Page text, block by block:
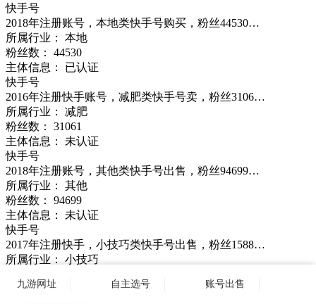
快手号
2018年注册账号，本地类快手号购买，粉丝44530…
所属行业： 本地
粉丝数：
44530
主体信息： 已认证
快手号
2016年注册快手账号，减肥类快手号卖，粉丝3106…
所属行业： 减肥
粉丝数：
31061
主体信息： 未认证
快手号
2018年注册账号，其他类快手号出售，粉丝94699…
所属行业： 其他
粉丝数：
94699
主体信息： 未认证
快手号
2017年注册快手，小技巧类快手号出售，粉丝1588…
所属行业： 小技巧
主体信息： 已认证
九游网址 自主选号 账号出售